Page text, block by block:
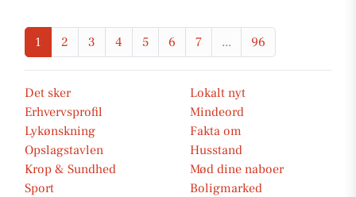
1 2 3 4 5 6 7 ... 96
Det sker
Lokalt nyt
Erhvervsprofil
Mindeord
Lykønskning
Fakta om
Opslagstavlen
Husstand
Krop & Sundhed
Mød dine naboer
Sport
Boligmarked